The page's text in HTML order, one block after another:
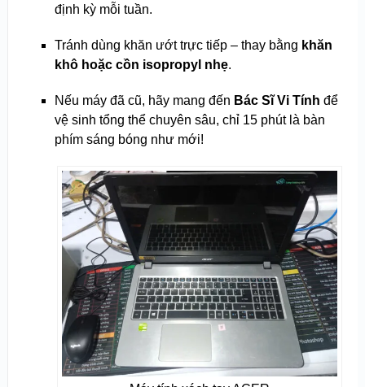
định kỳ mỗi tuần.
Tránh dùng khăn ướt trực tiếp – thay bằng khăn
khô hoặc cồn isopropyl nhẹ.
Nếu máy đã cũ, hãy mang đến Bác Sĩ Vi Tính để
vệ sinh tổng thể chuyên sâu, chỉ 15 phút là bàn
phím sáng bóng như mới!